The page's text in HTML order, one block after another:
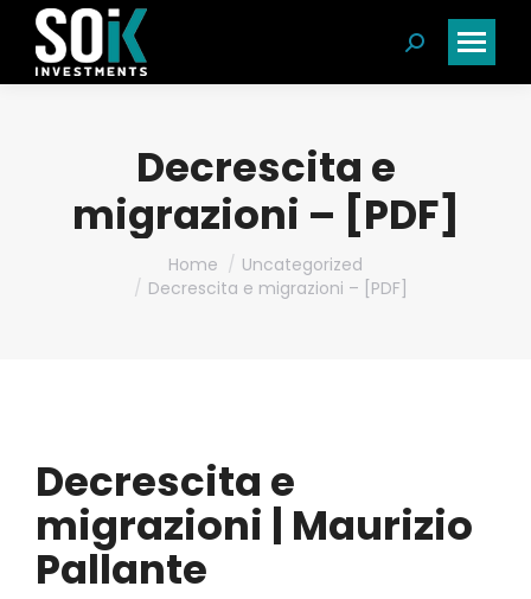
Search:
Decrescita e
migrazioni – [PDF]
Home
Uncategorized
Decrescita e migrazioni – [PDF]
Decrescita e
migrazioni | Maurizio
Pallante